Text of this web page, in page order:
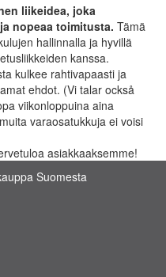
liikeidea, joka
nopeaa toimitusta. Tämä
hallinnalla ja hyvillä
kanssa.
kulkee rahtivapaasti ja
ehdot. (Vi talar också
viikonloppuina aina
varaosatukkuja ei voisi
asiakkaaksemme!